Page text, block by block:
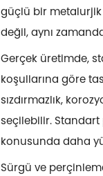
güçlü bir metalurjik
değil, aynı
Gerçek üretimde,
koşullarına göre
sızdırmazlık,
seçilebilir.
konusunda daha
Sürgü ve